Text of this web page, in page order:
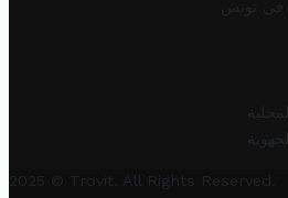
في تونس
2025 © Trovit. All Rights Reserved.